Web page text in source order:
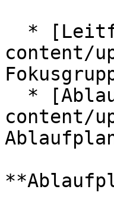
content/
content/